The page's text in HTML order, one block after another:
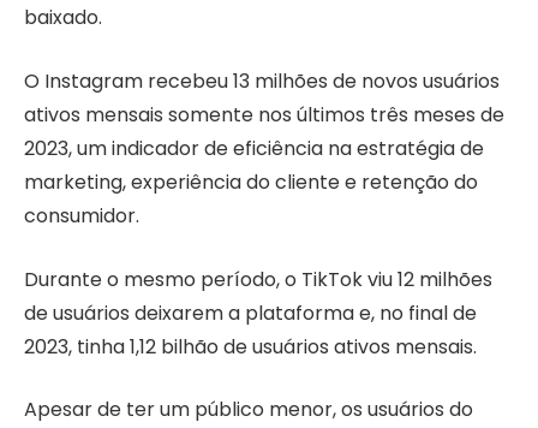
baixado.
O Instagram recebeu 13 milhões de novos usuários
ativos mensais somente nos últimos três meses de
2023, um indicador de eficiência na estratégia de
marketing, experiência do cliente e retenção do
consumidor.
Durante o mesmo período, o TikTok viu 12 milhões
de usuários deixarem a plataforma e, no final de
2023, tinha 1,12 bilhão de usuários ativos mensais.
Apesar de ter um público menor, os usuários do